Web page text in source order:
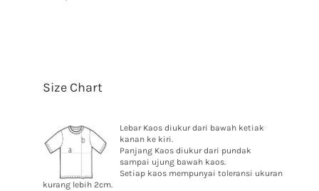
Size Chart
Lebar Kaos diukur dari bawah ketiak
kanan ke kiri.
Panjang Kaos diukur dari pundak
sampai ujung bawah kaos.
Setiap kaos mempunyai toleransi ukuran
kurang lebih 2cm.